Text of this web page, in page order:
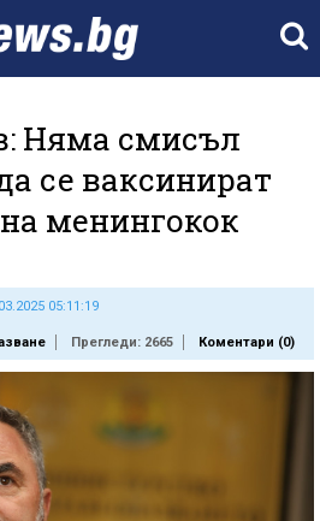
Няма смисъл
се ваксинират
менингокок
05:11:19
Прегледи: 2665 Коментари (0)